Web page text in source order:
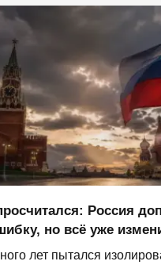
Россия
но всё уже
лет пытался